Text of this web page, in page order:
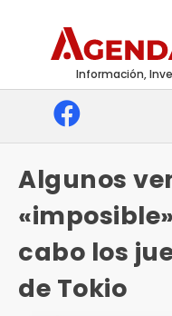
Información,
Algunos
cabo los
de Tokio